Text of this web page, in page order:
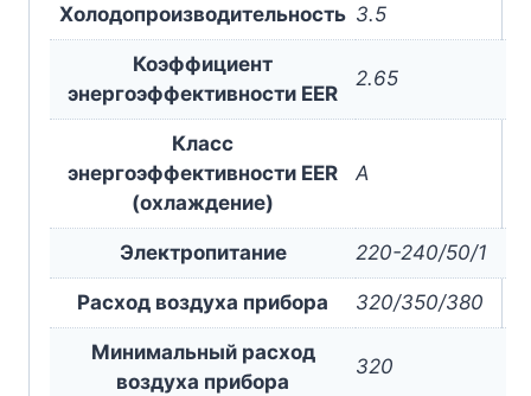
Холодопроизводительность 3.5
Коэффициент
энергоэффективности EER
2.65
Класс
энергоэффективности EER
(охлаждение)
A
Электропитание 220-240/50/1
Расход воздуха прибора 320/350/380
Минимальный расход
воздуха прибора
320